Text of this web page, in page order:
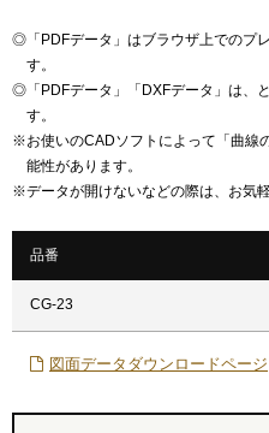
◎ 「PDFデータ」はブラウザ上での
す。
◎ 「PDFデータ」「DXFデータ」は
す。
※お使いのCADソフトによって「曲線
能性があります。
※データが開けないなどの際は、お気
品番
CG-23
図面データダウンロードページ